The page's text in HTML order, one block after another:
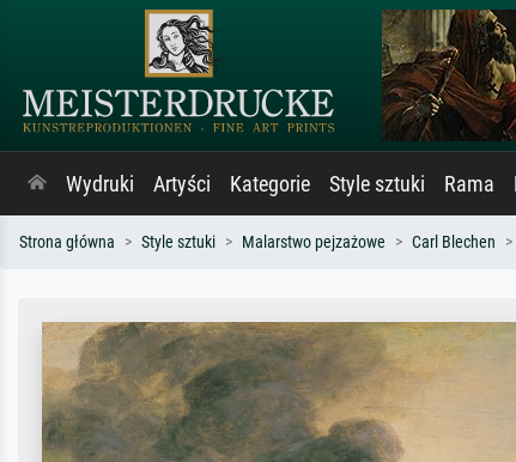
Wydruki Artyści Kategorie Style sztuki Rama
Strona główna Style sztuki Malarstwo pejzażowe Carl Blechen